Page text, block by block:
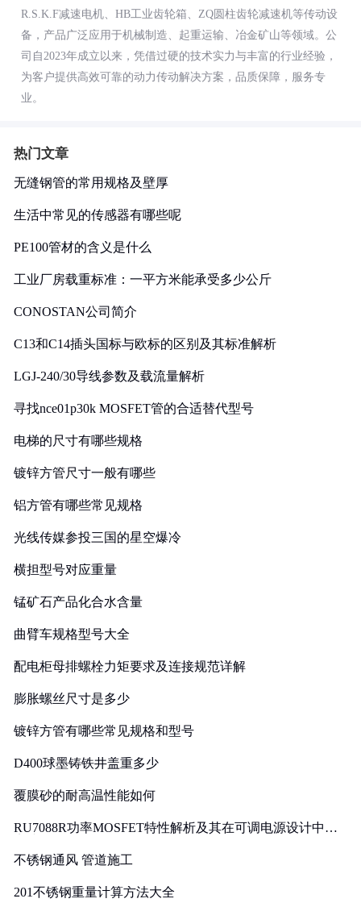
R.S.K.F减速电机、HB工业齿轮箱、ZQ圆柱齿轮减速机等传动设
备，产品广泛应用于机械制造、起重运输、冶金矿山等领域。公
司自2023年成立以来，凭借过硬的技术实力与丰富的行业经验，
为客户提供高效可靠的动力传动解决方案，品质保障，服务专
业。
热门文章
无缝钢管的常用规格及壁厚
生活中常见的传感器有哪些呢
PE100管材的含义是什么
工业厂房载重标准：一平方米能承受多少公斤
CONOSTAN公司简介
C13和C14插头国标与欧标的区别及其标准解析
LGJ-240/30导线参数及载流量解析
寻找nce01p30k MOSFET管的合适替代型号
电梯的尺寸有哪些规格
镀锌方管尺寸一般有哪些
铝方管有哪些常见规格
光线传媒参投三国的星空爆冷
横担型号对应重量
锰矿石产品化合水含量
曲臂车规格型号大全
配电柜母排螺栓力矩要求及连接规范详解
膨胀螺丝尺寸是多少
镀锌方管有哪些常见规格和型号
D400球墨铸铁井盖重多少
覆膜砂的耐高温性能如何
RU7088R功率MOSFET特性解析及其在可调电源设计中的
不锈钢通风 管道施工
201不锈钢重量计算方法大全